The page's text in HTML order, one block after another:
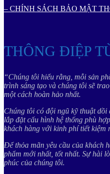
– CHÍNH SÁCH BẢO MẬT
THÔNG ĐIỆP
“Chúng tôi hiểu rằng, mỗi sản
trình sáng tạo và chúng tôi sẽ
một cách hoàn hảo nhất.
Chúng tôi có đội ngũ kỹ thuật dồi
lắp đặt cấu hình hệ thống phù
khách hàng với kinh phí tiết kiệm
Để thỏa mãn yêu cầu của khách
phẩm mới nhất, tốt nhất. Sự hài
phúc của chúng tôi.